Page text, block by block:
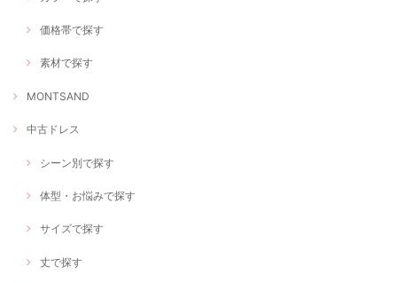
価格帯で探す
素材で探す
MONTSAND
中古ドレス
シーン別で探す
体型・お悩みで探す
サイズで探す
丈で探す